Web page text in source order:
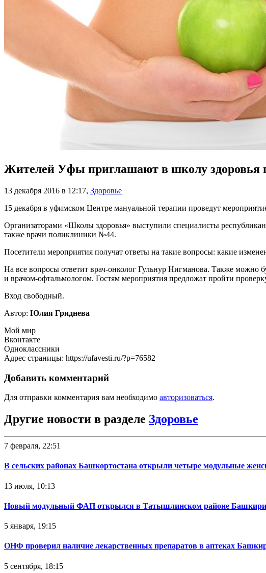
Жителей Уфы приглашают в школу здоровья
13 декабря 2016 в 12:17, Здоровье
15 декабря в уфимском Центре мануальной терапии проведут
Организаторами «Школы здоровья» выступили специалисты
также врачи поликлиники №44.
Посетители мероприятия получат ответы на такие вопросы: какие
На все вопросы ответит врач-онколог Гульнур Нигманова. Также можно
и врачом-офтальмологом. Гостям мероприятия предложат пройти
Вход свободный.
Автор: Юлия Гриднева
Мой мир
Вконтакте
Одноклассники
Адрес страницы: https://ufavesti.ru/?p=76582
Добавить комментарий
Для отправки комментария вам необходимо авторизоваться.
Другие новости в разделе Здоровье
7 февраля, 22:51
В сельских районах Башкортостана открыли четыре модульные
13 июля, 10:13
Новый модульный ФАП открылся в Татышлинском районе
5 января, 19:15
ОНФ проверил наличие лекарственных препаратов в аптеках
5 сентября, 18:15